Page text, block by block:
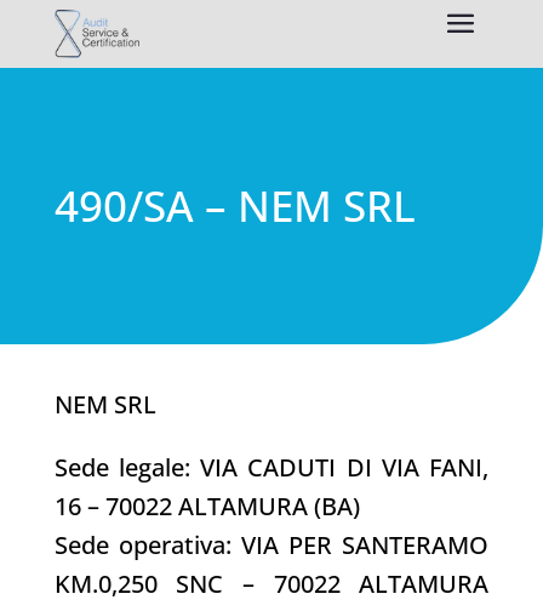
490/SA – NEM SRL
NEM SRL
Sede legale: VIA CADUTI DI VIA FANI,
16 – 70022 ALTAMURA (BA)
Sede operativa: VIA PER SANTERAMO
KM.0,250 SNC – 70022 ALTAMURA